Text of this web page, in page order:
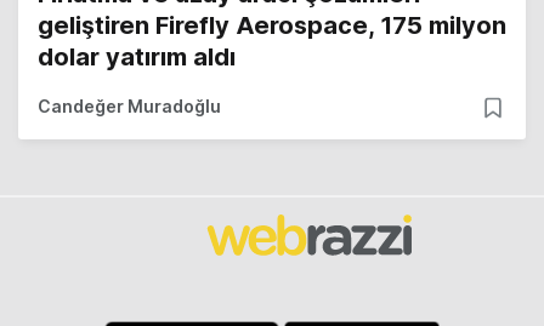
geliştiren Firefly Aerospace, 175 milyon
dolar yatırım aldı
Candeğer Muradoğlu